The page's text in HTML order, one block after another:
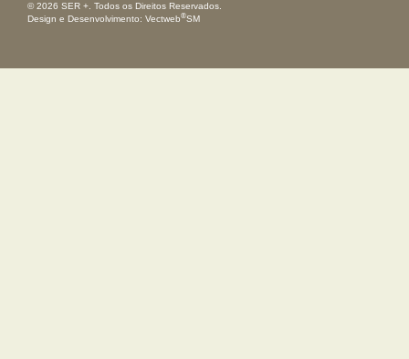
© 2026 SER +. Todos os Direitos Reservados.
Design e Desenvolvimento: Vectweb®SM